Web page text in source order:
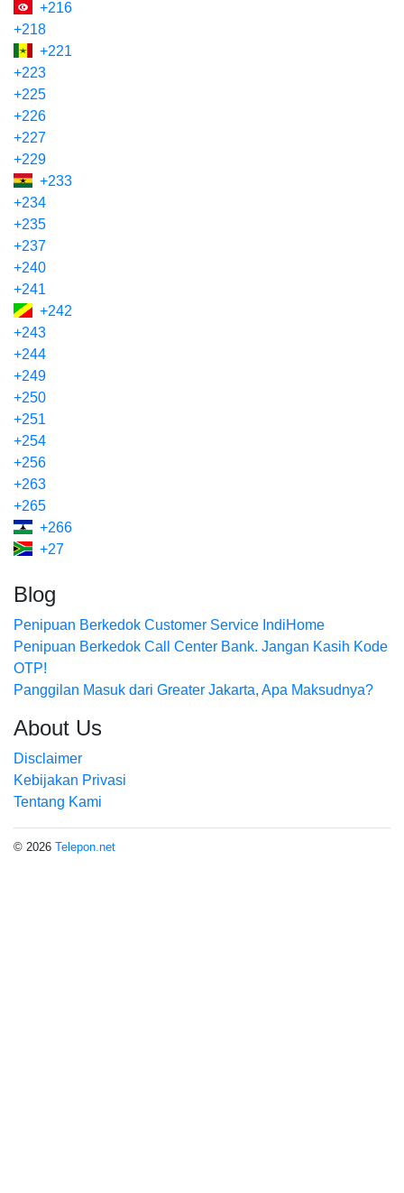
+216
+218
+221
+223
+225
+226
+227
+229
+233
+234
+235
+237
+240
+241
+242
+243
+244
+249
+250
+251
+254
+256
+263
+265
+266
+27
Blog
Penipuan Berkedok Customer Service IndiHome
Penipuan Berkedok Call Center Bank. Jangan Kasih Kode
OTP!
Panggilan Masuk dari Greater Jakarta, Apa Maksudnya?
About Us
Disclaimer
Kebijakan Privasi
Tentang Kami
© 2026 Telepon.net